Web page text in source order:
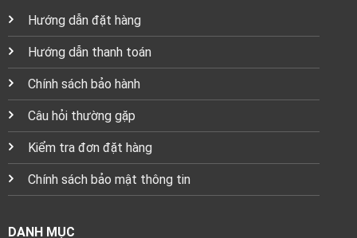
Hướng dẫn đặt hàng
Hướng dẫn thanh toán
Chính sách bảo hành
Câu hỏi thường gặp
Kiểm tra đơn đặt hàng
Chính sách bảo mật thông tin
DANH MỤC